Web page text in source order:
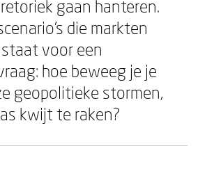
gaan hanteren.
die markten
voor een
hoe beweeg je je
geopolitieke stormen,
kwijt te raken?